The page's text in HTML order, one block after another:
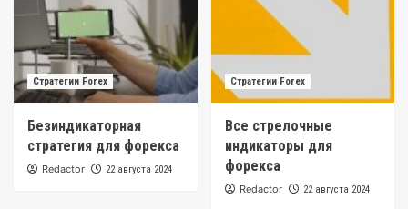
Стратегии Forex
Безиндикаторная
стратегия для форекса
Redactor 22 августа 2024
Стратегии Forex
Все стрелочные
индикаторы для
форекса
Redactor 22 августа 2024